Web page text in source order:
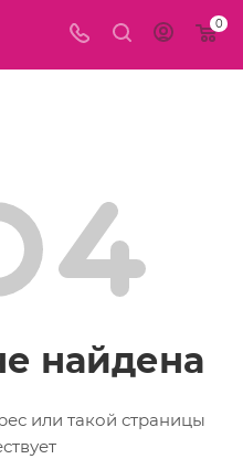
0
найдена
или такой страницы